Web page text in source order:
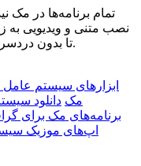
تمام برنامه‌ها در مک
نصب متنی و ویدیویی به
تا بدون دردسر، هر برنامه‌ای را روی مک خود نصب کنید.
ابزار‌های سیستم
مک دانلود
برنامه‌های مک برای
اپ‌های موزیک